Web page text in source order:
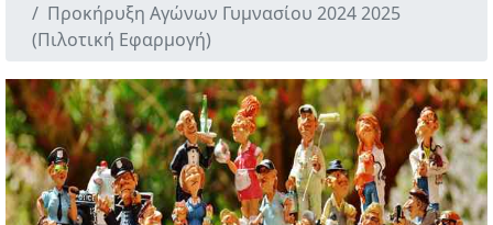
Προκήρυξη Αγώνων Γυμνασίου 2024 2025
(Πιλοτική Εφαρμογή)